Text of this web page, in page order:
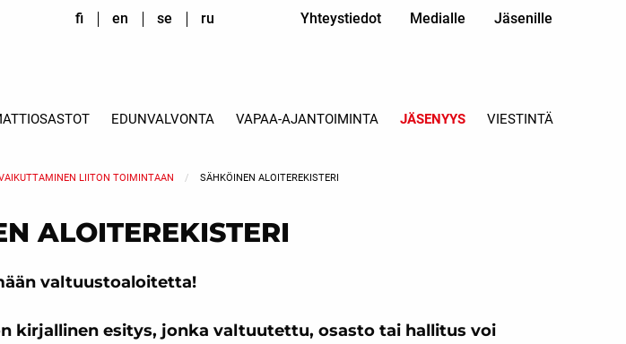
Yhteystiedot Medialle Jäsenille
fi en se ru
EDUNVALVONTA VAPAA-AJANTOIMINTA JÄSENYYS VIESTINTÄ
LIITON TOIMINTAAN SÄHKÖINEN ALOITEREKISTERI
ALOITEREKISTERI
valtuustoaloitetta!
kirjallinen esitys, jonka valtuutettu, osasto tai hallitus voi